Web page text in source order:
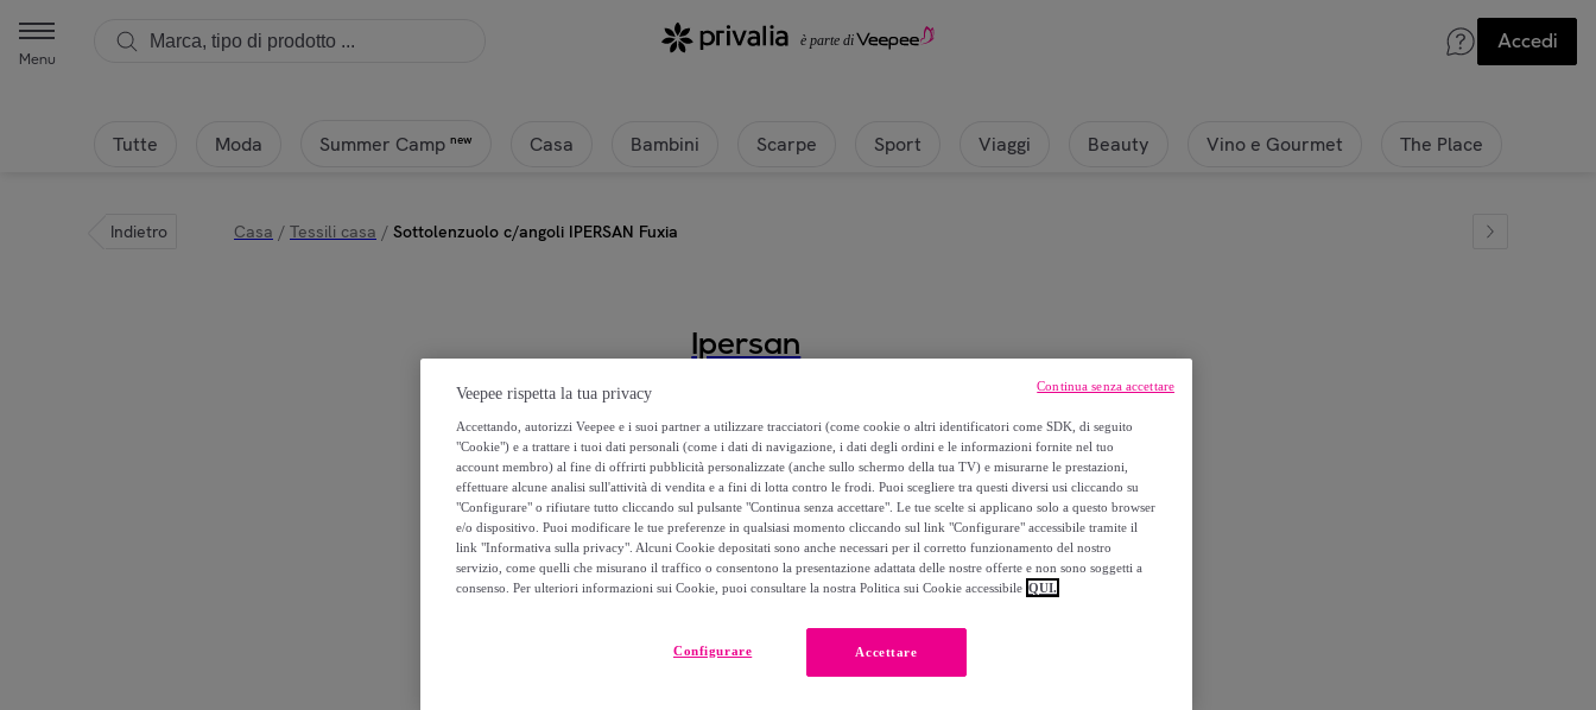
Menu
Accedi
Tutte Moda Summer Camp new Casa Bambini Scarpe Sport Viaggi Beauty Vino e Gourmet The Place
Indietro Casa / Tessili casa / Sottolenzuolo c/angoli IPERSAN Fuxia
Ipersan
Sottolenzuolo c/angoli IPERSAN Fuxia
A partire da
15,90 €
23,00 €
- 30%
Veepee rispetta la tua privacy
Accettando, autorizzi Veepee e i suoi partner a utilizzare tracciatori (come cookie o altri identificatori come SDK, di seguito
"Cookie") e a trattare i tuoi dati personali (come i dati di navigazione, i dati degli ordini e le informazioni fornite nel tuo
account membro) al fine di offrirti pubblicità personalizzate (anche sullo schermo della tua TV) e misurarne le prestazioni,
effettuare alcune analisi sull'attività di vendita e a fini di lotta contro le frodi. Puoi scegliere tra questi diversi usi cliccando su
"Configurare" o rifiutare tutto cliccando sul pulsante "Continua senza accettare". Le tue scelte si applicano solo a questo browser
e/o dispositivo. Puoi modificare le tue preferenze in qualsiasi momento cliccando sul link "Configurare" accessibile tramite il
link "Informativa sulla privacy". Alcuni Cookie depositati sono anche necessari per il corretto funzionamento del nostro
servizio, come quelli che misurano il traffico o consentono la presentazione adattata delle nostre offerte e non sono soggetti a
consenso. Per ulteriori informazioni sui Cookie, puoi consultare la nostra Politica sui Cookie accessibile QUI.
Accettare
Configurare
Continua senza accettare